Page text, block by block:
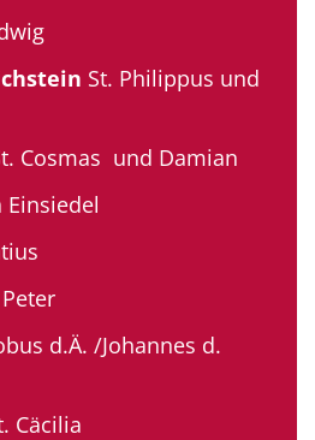
St. Philippus und
Cosmas und Damian
Einsiedel
d.Ä. /Johannes d.
Cäcilia